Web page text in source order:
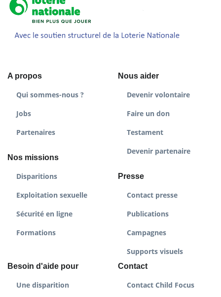
A propos
Qui sommes-nous ?
Jobs
Partenaires
Nos missions
Disparitions
Exploitation sexuelle
Sécurité en ligne
Formations
Nous aider
Devenir volontaire
Faire un don
Testament
Devenir partenaire
Presse
Contact presse
Publications
Campagnes
Supports visuels
Besoin d'aide pour
Une disparition
Contact
Contact Child Focus